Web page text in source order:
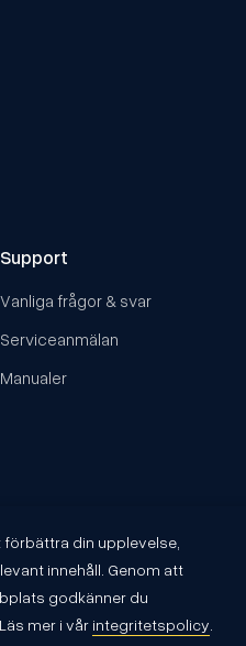
Support
Vanliga frågor & svar
Serviceanmälan
Manualer
din upplevelse,
innehåll. Genom att
godkänner du
mer i vår integritetspolicy.